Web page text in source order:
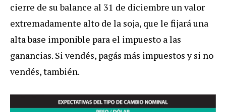
cierre de su balance al 31 de diciembre un valor
extremadamente alto de la soja, que le fijará una
alta base imponible para el impuesto a las
ganancias. Si vendés, pagás más impuestos y si no
vendés, también.